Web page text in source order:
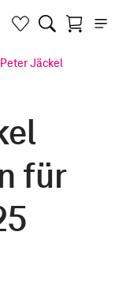
Peter Jäckel
für